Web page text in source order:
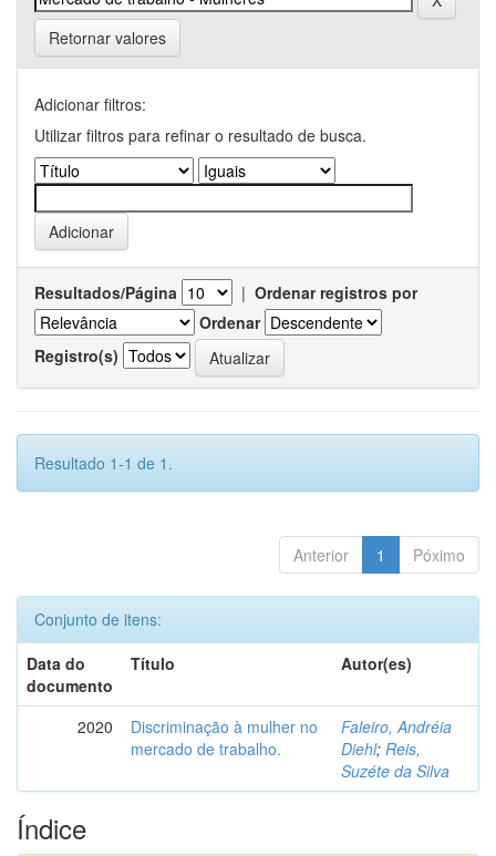
Retornar valores
Adicionar filtros:
Utilizar filtros para refinar o resultado de busca.
Resultados/Página | Ordenar registros por
Ordenar
Registro(s)
Resultado 1-1 de 1.
Anterior 1 Póximo
Conjunto de itens:
Data do
documento
Título Autor(es)
2020
Discriminação à mulher no
mercado de trabalho.
Faleiro, Andréia
Diehl; Reis,
Suzéte da Silva
Índice